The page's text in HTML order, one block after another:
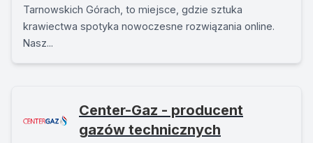
Tarnowskich Górach, to miejsce, gdzie sztuka
krawiectwa spotyka nowoczesne rozwiązania online.
Nasz...
Center-Gaz - producent
gazów technicznych